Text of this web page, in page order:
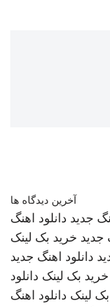
آخرین دیدگاه ها
جدید دانلود اهنگ
جدید خرید بک لینک
دانلود اهنگ جدید
خرید بک لینک دانلود
لینک دانلود اهنگ